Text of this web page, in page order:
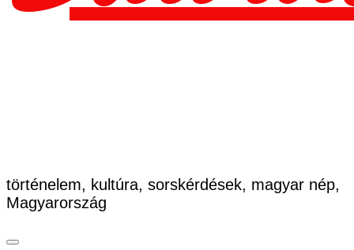
történelem, kultúra, sorskérdések, magyar nép,
Magyarország